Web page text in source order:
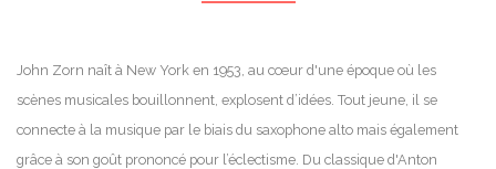
John Zorn naît à New York en 1953, au cœur d'une époque où les
scènes musicales bouillonnent, explosent d’idées. Tout jeune, il se
connecte à la musique par le biais du saxophone alto mais également
grâce à son goût prononcé pour l’éclectisme. Du classique d'Anton